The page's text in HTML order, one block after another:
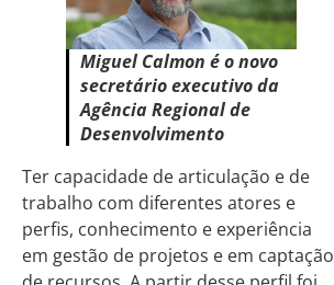
Miguel Calmon é o novo
secretário executivo da
Agência Regional de
Desenvolvimento
Ter capacidade de articulação e de
trabalho com diferentes atores e
perfis, conhecimento e experiência
em gestão de projetos e em captação